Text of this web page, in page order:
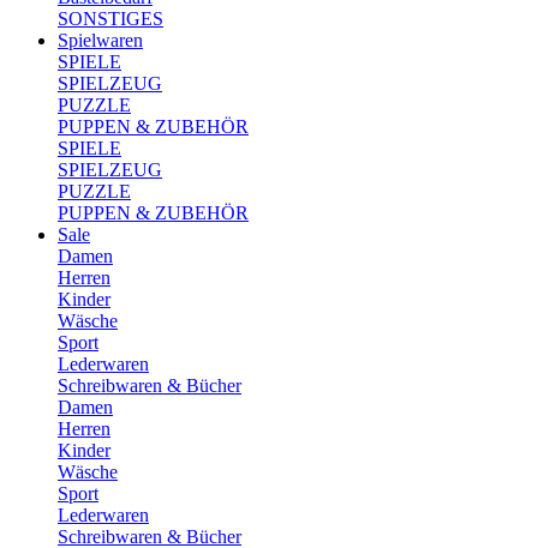
SONSTIGES
Spielwaren
SPIELE
SPIELZEUG
PUZZLE
PUPPEN & ZUBEHÖR
SPIELE
SPIELZEUG
PUZZLE
PUPPEN & ZUBEHÖR
Sale
Damen
Herren
Kinder
Wäsche
Sport
Lederwaren
Schreibwaren & Bücher
Damen
Herren
Kinder
Wäsche
Sport
Lederwaren
Schreibwaren & Bücher